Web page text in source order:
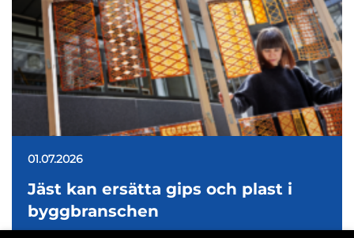
01.07.2026
Jäst kan ersätta gips och plast i
byggbranschen